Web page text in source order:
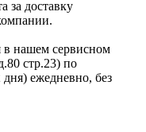
за доставку
в нашем сервисном
стр.23) по
дня) ежедневно, без